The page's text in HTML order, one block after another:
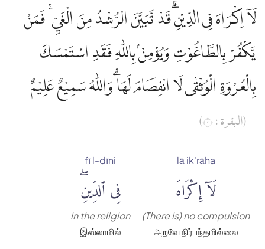
لَآ اِكْرَاهَ فِى الدِّيْنِۗ قَدْ تَّبَيَّنَ الرُّشْدُ مِنَ الْغَيِّ ۚ فَمَنْ
يَّكْفُرْ بِالطَّاغُوْتِ وَيُؤْمِنْۢ بِاللّٰهِ فَقَدِ اسْتَمْسَكَ
بِالْعُرْوَةِ الْوُثْقٰى لَا انْفِصَامَ لَهَا ۗوَاللّٰهُ سَمِيْعٌ عَلِيْمٌ
(البقرة : ٢)
lā ik'rāha
لَآ إِكْرَاهَ
(There is) no compulsion
அறவே நிர்பந்தமில்லை
fī l-dīni
فِى ٱلدِّينِۖ
in the religion
இஸ்லாமில்